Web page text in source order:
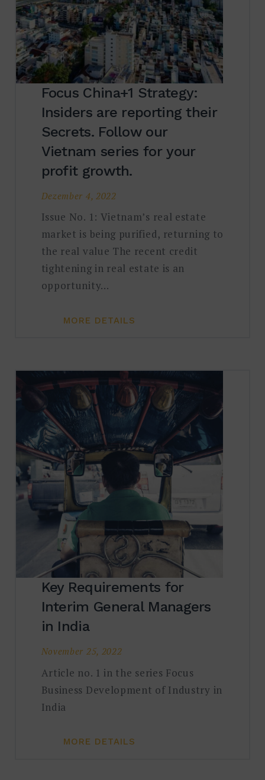
Focus China+1 Strategy:
Insiders are reporting their
Secrets. Follow our
Vietnam series for your
profit growth.
Dezember 4, 2022
Issue No. 1: Vietnam’s real estate
market is being purified, returning to
the real value The recent credit
tightening in real estate is an
opportunity…
MORE DETAILS
Key Requirements for
Interim General Managers
in India
November 25, 2022
Article no. 1 in the series Focus
Business Development of Industry in
India
MORE DETAILS